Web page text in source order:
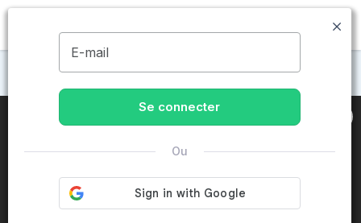
MENU
Maisons de retraite à Canet-en-Roussillon
E-mail
Se connecter
Ou